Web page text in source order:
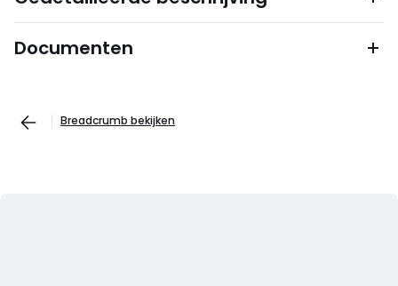
Documenten
Breadcrumb bekijken